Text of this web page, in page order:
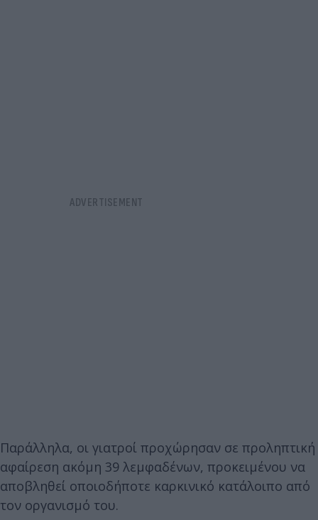
Παράλληλα, οι γιατροί προχώρησαν σε προληπτική
αφαίρεση ακόμη 39 λεμφαδένων, προκειμένου να
αποβληθεί οποιοδήποτε καρκινικό κατάλοιπο από
τον οργανισμό του.